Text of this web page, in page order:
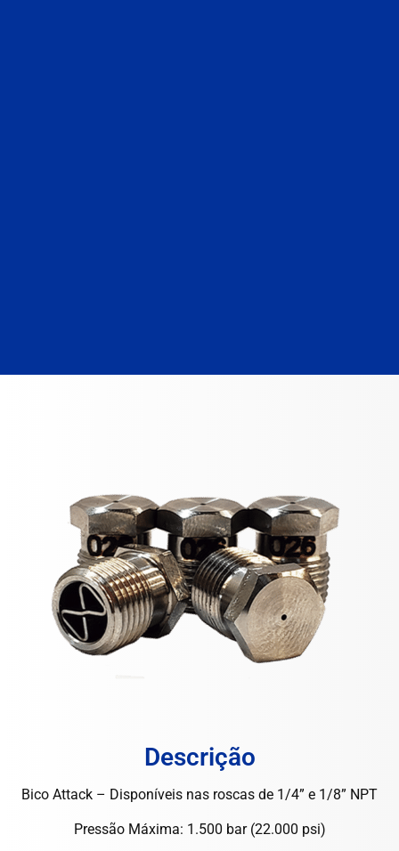
Descrição
Bico Attack – Disponíveis nas roscas de 1/4” e 1/8” NPT
Pressão Máxima: 1.500 bar (22.000 psi)